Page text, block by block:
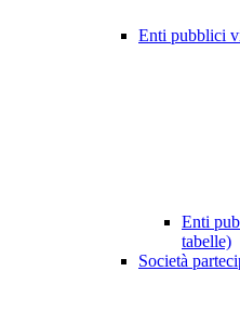
Enti pubblici
Enti
tabelle)
Società